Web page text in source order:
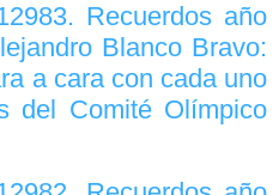
Recuerdos año
Blanco Bravo:
a cara con cada uno
del Comité Olímpico